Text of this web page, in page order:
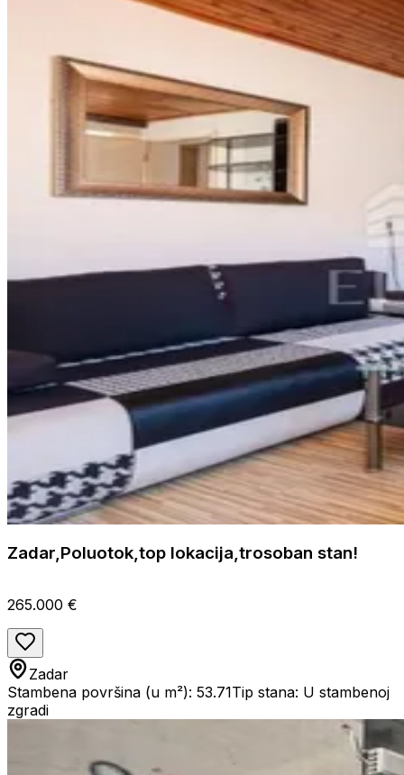
Zadar,Poluotok,top lokacija,trosoban stan!
265.000 €
Zadar
Stambena površina (u m²): 53.71Tip stana: U stambenoj
zgradi